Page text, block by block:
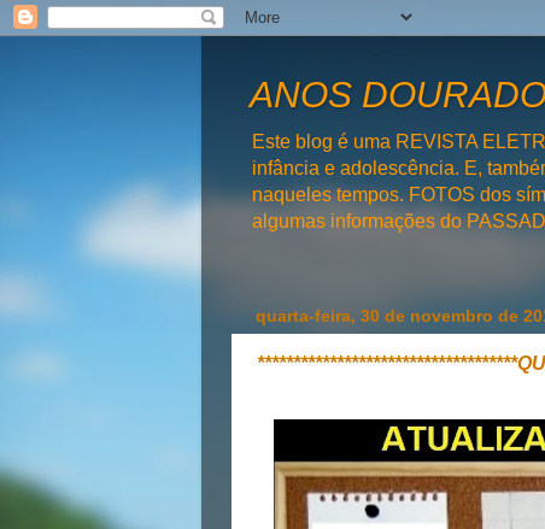
ANOS
Este blog é uma REVISTA
infância e adolescência. E,
naqueles tempos. FOTOS dos
algumas informações do
quarta-feira, 30 de novembro de